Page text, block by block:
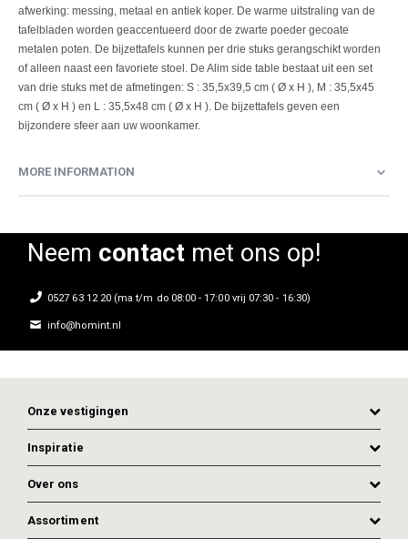
afwerking: messing, metaal en antiek koper. De warme uitstraling van de
tafelbladen worden geaccentueerd door de zwarte poeder gecoate
metalen poten. De bijzettafels kunnen per drie stuks gerangschikt worden
of alleen naast een favoriete stoel. De Alim side table bestaat uit een set
van drie stuks met de afmetingen: S : 35,5x39,5 cm ( Ø x H ), M : 35,5x45
cm ( Ø x H ) en L : 35,5x48 cm ( Ø x H ). De bijzettafels geven een
bijzondere sfeer aan uw woonkamer.
MORE INFORMATION
Neem contactmet ons op!
0527 63 12 20 (ma t/m do 08:00 - 17:00 vrij 07:30 - 16:30)
info@homint.nl
Onze vestigingen
Inspiratie
Over ons
Assortiment